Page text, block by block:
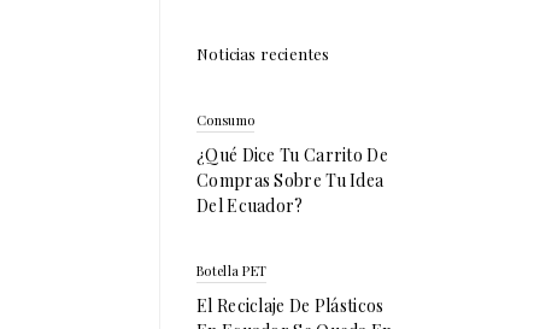
Noticias recientes
Consumo
¿Qué Dice Tu Carrito De
Compras Sobre Tu Idea
Del Ecuador?
Botella PET
El Reciclaje De Plásticos